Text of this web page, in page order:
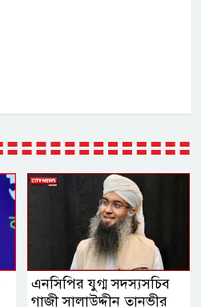
এনসিপির যুগ্ম সদস্যসচিব
গাজী সালাউদ্দীন তানভীর